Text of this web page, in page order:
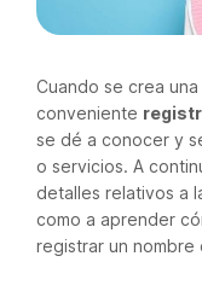
Cuando se crea
conveniente
se dé a conocer y
o servicios. A
detalles relativos a
como a aprender
registrar un nombre